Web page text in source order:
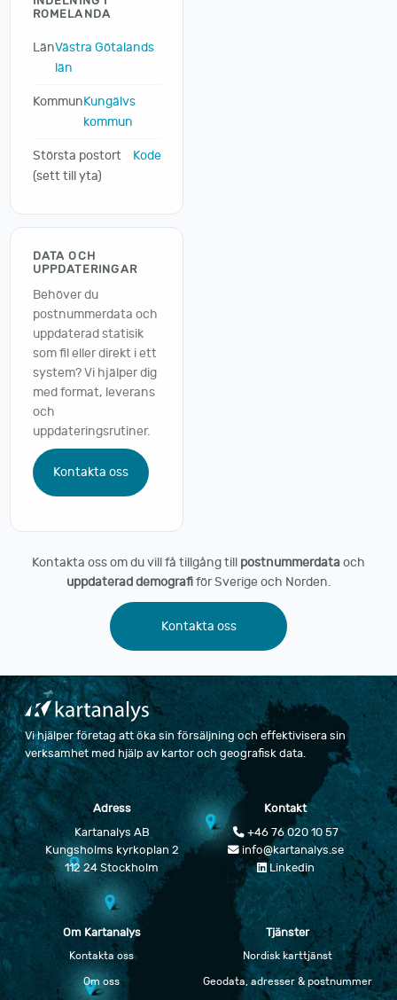
ROMELANDA
LänVästra Götalands
län
KommunKungälvs
kommun
Största postort
(sett till yta)
Kode
DATA OCH
UPPDATERINGAR
Behöver du
postnummerdata och
uppdaterad statisik
som fil eller direkt i ett
system? Vi hjälper dig
med format, leverans
och
uppdateringsrutiner.
Kontakta oss
Kontakta oss om du vill få tillgång till postnummerdataoch
uppdaterad demografiför Sverige och Norden.
Kontakta oss
Vi hjälper företag att öka sin försäljning och effektivisera sin
verksamhet med hjälp av kartor och geografisk data.
Adress
Kartanalys AB
Kungsholms kyrkoplan 2
112 24 Stockholm
Kontakt
+46 76 020 10 57
info@kartanalys.se
Linkedin
Om Kartanalys
Kontakta oss
Om oss
Tjänster
Nordisk karttjänst
Geodata, adresser & postnummer